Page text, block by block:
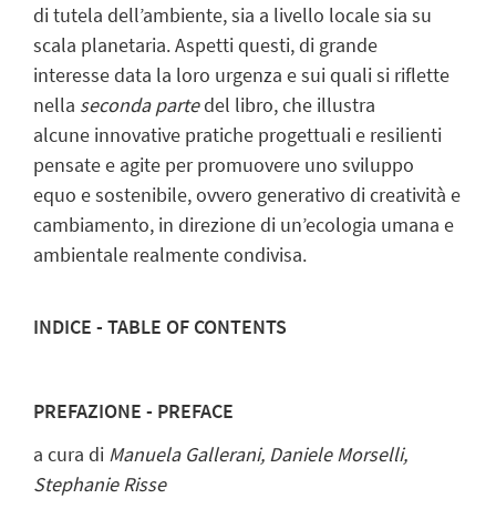
di tutela dell’ambiente, sia a livello locale sia su
scala planetaria. Aspetti questi, di grande
interesse data la loro urgenza e sui quali si riflette
nella seconda partedel libro, che illustra
alcune innovative pratiche progettuali e resilienti
pensate e agite per promuovere uno sviluppo
equo e sostenibile, ovvero generativo di creatività e
cambiamento, in direzione di un’ecologia umana e
ambientale realmente condivisa.
INDICE - TABLE OF CONTENTS
PREFAZIONE - PREFACE
a cura di Manuela Gallerani, Daniele Morselli,
Stephanie Risse